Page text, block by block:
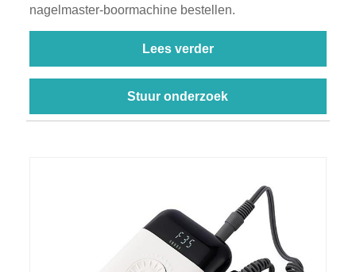
nagelmaster-boormachine bestellen.
Lees verder
Stuur onderzoek